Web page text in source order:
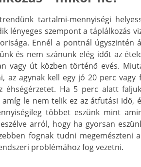
tartalmi-mennyiségi
lényeges szempont a táplálkozás
Ennél a pontnál úgyszintén
és nem szánunk elég időt az
vagy út közben történő evés.
az agynak kell egy jó 20 perc
éhségérzetet. Ha 5 perc alatt
le nem telik ez az átfutási idő,
többet eszünk mint
arról, hogy ha gyorsan
fognak tudni megemészteni
problémához fog vezetni.